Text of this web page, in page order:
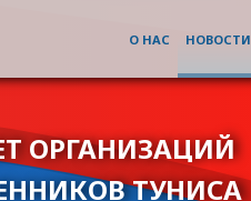
ОРГАНИЗАЦИЙ
ТУНИСА
О НАС НОВОСТИ